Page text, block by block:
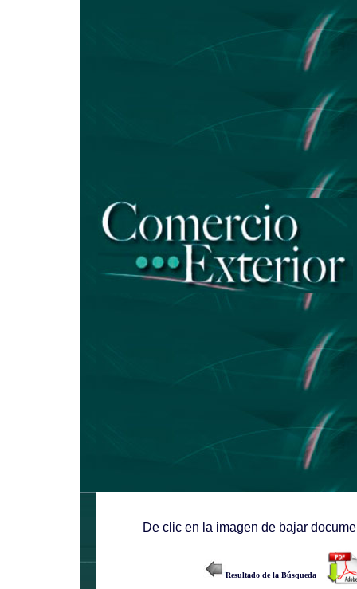
De clic en la imagen de bajar
Resultado de la Búsqueda